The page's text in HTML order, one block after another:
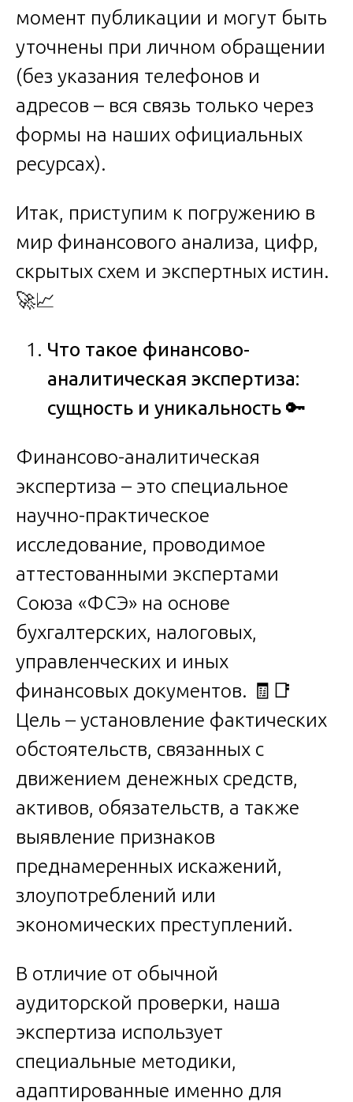
момент публикации и могут быть
уточнены при личном обращении
(без указания телефонов и
адресов – вся связь только через
формы на наших официальных
ресурсах).
Итак, приступим к погружению в
мир финансового анализа, цифр,
скрытых схем и экспертных истин.
🚀📈
Что такое финансово-
аналитическая экспертиза:
сущность и уникальность 🔑
Финансово-аналитическая
экспертиза – это специальное
научно-практическое
исследование, проводимое
аттестованными экспертами
Союза «ФСЭ» на основе
бухгалтерских, налоговых,
управленческих и иных
финансовых документов. 🧾📑
Цель – установление фактических
обстоятельств, связанных с
движением денежных средств,
активов, обязательств, а также
выявление признаков
преднамеренных искажений,
злоупотреблений или
экономических преступлений.
В отличие от обычной
аудиторской проверки, наша
экспертиза использует
специальные методики,
адаптированные именно для